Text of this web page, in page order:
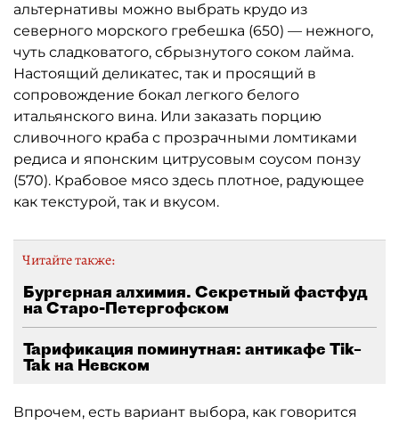
альтернативы можно выбрать крудо из
северного морского гребешка (650) — нежного,
чуть сладковатого, сбрызнутого соком лайма.
Настоящий деликатес, так и просящий в
сопровождение бокал легкого белого
итальянского вина. Или заказать порцию
сливочного краба с прозрачными ломтиками
редиса и японским цитрусовым соусом понзу
(570). Крабовое мясо здесь плотное, радующее
как текстурой, так и вкусом.
Читайте также:
Бургерная алхимия. Секретный фастфуд
на Старо-Петергофском
Тарификация поминутная: антикафе Tik–
Tak на Невском
Впрочем, есть вариант выбора, как говорится